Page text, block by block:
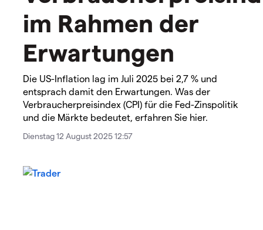
im Rahmen der
Erwartungen
Die US-Inflation lag im Juli 2025 bei 2,7 % und
entsprach damit den Erwartungen. Was der
Verbraucherpreisindex (CPI) für die Fed-Zinspolitik
und die Märkte bedeutet, erfahren Sie hier.
Dienstag 12 August 2025 12:57